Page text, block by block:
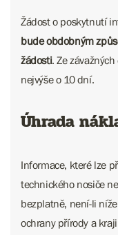
Žádost o poskytnutí
bude obdobným
žádosti. Ze
nejvýše o 10 dní.
Úhrada
Informace, které lze
technického nosiče
bezplatně, není-li
ochrany přírody a